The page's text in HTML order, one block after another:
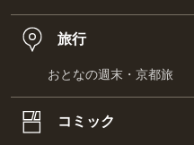
旅行
おとなの週末・京都旅
コミック